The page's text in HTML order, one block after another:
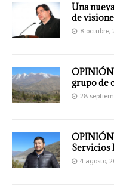
Una
de
8 octubre,
grupo de
28
Servicios
4 agosto,